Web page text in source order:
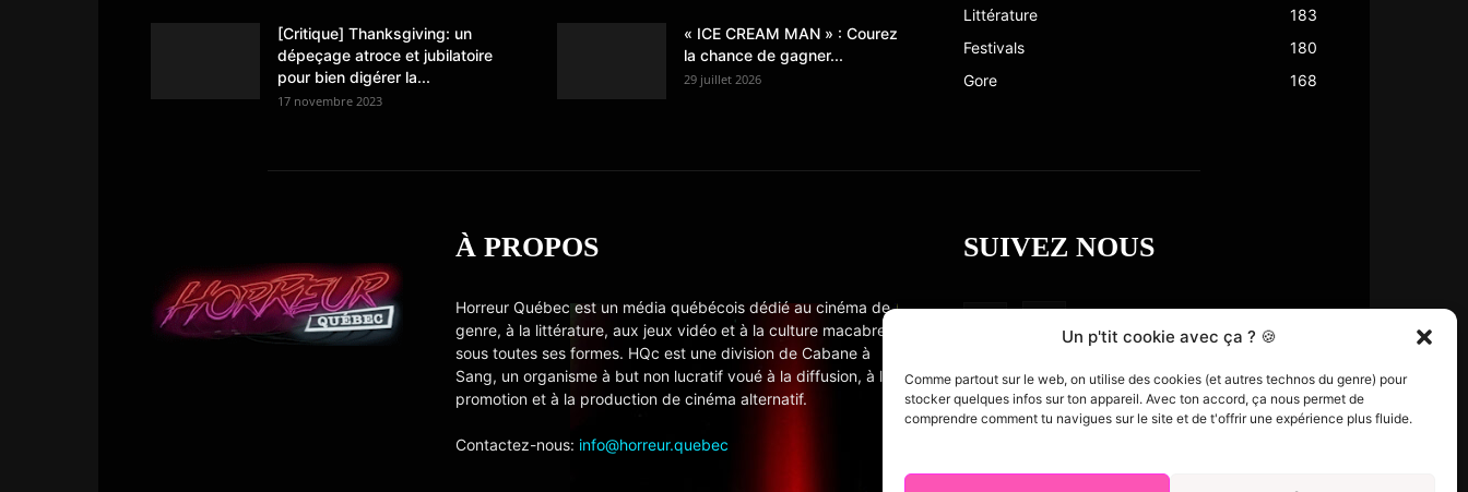
Un p'tit cookie avec ça ? 🍪
Comme partout sur le web, on utilise des cookies (et autres technos du genre) pour
stocker quelques infos sur ton appareil. Avec ton accord, ça nous permet de
comprendre comment tu navigues sur le site et de t'offrir une expérience plus fluide.
[Critique] Thanksgiving: un
dépeçage atroce et jubilatoire
pour bien digérer la...
17 novembre 2023
« ICE CREAM MAN » : Courez
la chance de gagner...
29 juillet 2026
Littérature
183
Festivals
180
Gore
168
À PROPOS
Horreur Québec est un média québécois dédié au cinéma de
genre, à la littérature, aux jeux vidéo et à la culture macabre
sous toutes ses formes. HQc est une division de Cabane à
Sang, un organisme à but non lucratif voué à la diffusion, à la
promotion et à la production de cinéma alternatif.
Contactez-nous: info@horreur.quebec
SUIVEZ NOUS